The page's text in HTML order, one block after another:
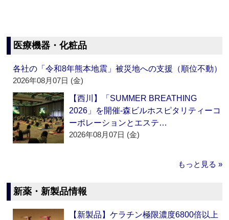
医療機器・化粧品
各社の「令和8年熊本地震」被災地への支援（順位不動）
2026年08月07日 (金)
【西川】「SUMMER BREATHING
2026」を開催‐森ビルホスピタリティーコ
ーポレーションとエステ…
2026年08月07日 (金)
もっと見る »
新薬・新製品情報
【新製品】ケラチン極限濃度6800倍以上